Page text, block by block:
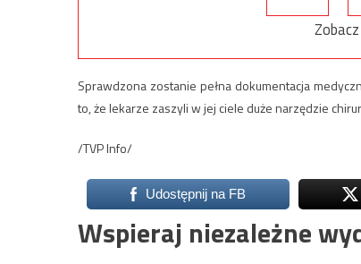
Sprawdzona zostanie pełna dokumentacja
to, że lekarze zaszyli w jej ciele duże narzędzie
/TVP Info/
Udostępnij na FB
Wspieraj niezależne